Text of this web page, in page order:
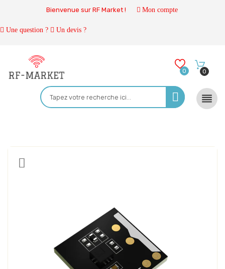
Bienvenue sur RF Market ! Mon compte
Une question ? Un devis ?
0 0
